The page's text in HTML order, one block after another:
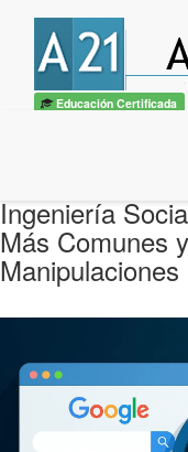
Educación Certificada
Ingeniería
Más Comunes
Manipulaciones